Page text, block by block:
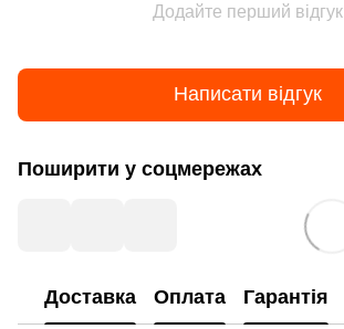
Додайте перший відгук
Написати відгук
Поширити у соцмережах
Доставка Оплата Гарантія